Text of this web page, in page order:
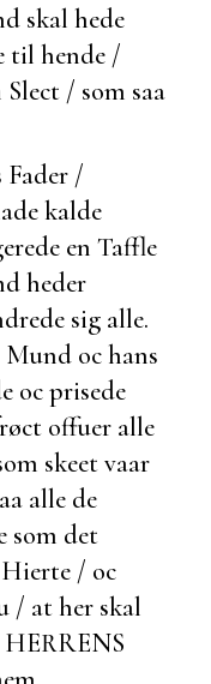
skal hede
til hende /
/ som saa
Fader /
kalde
en Taffle
heder
sig alle.
oc hans
oc prisede
offuer alle
skeet vaar
alle de
som det
/ oc
/ at her skal